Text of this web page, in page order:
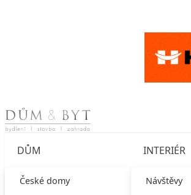
Skip to content
DŮM
České domy
INTERIÉR
Návštěvy